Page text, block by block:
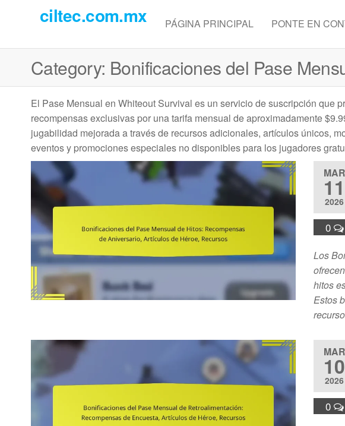
content
ciltec.com.mx PÁGINA PRINCIPAL PONTE EN
Category: Bonificaciones del Pase
El Pase Mensual en Whiteout Survival es un servicio de suscripción que
recompensas exclusivas por una tarifa mensual de aproximadamente
jugabilidad mejorada a través de recursos adicionales, artículos únicos,
eventos y promociones especiales no disponibles para los jugadores
MAR
11
2026
0
Los
hitos
Estos
MAR
10
2026
0